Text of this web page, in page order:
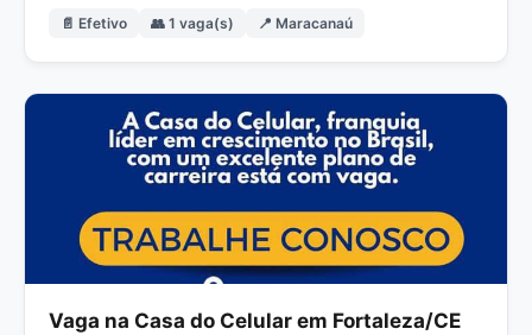
📄 Efetivo 👥 1 vaga(s) 📍 Maracanaú
Vaga na Casa do Celular em Fortaleza/CE